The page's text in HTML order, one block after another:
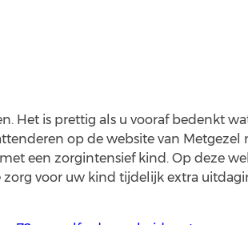
Het is prettig als u vooraf bedenkt
op de website van Metgezel
een zorgintensief kind. Op deze
voor uw kind tijdelijk extra